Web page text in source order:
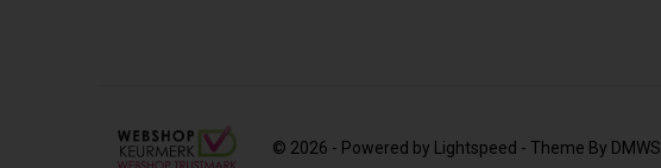
© 2026 - Powered by Lightspeed - Theme By DMWS